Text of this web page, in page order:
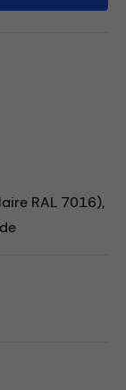
RAL 7016),